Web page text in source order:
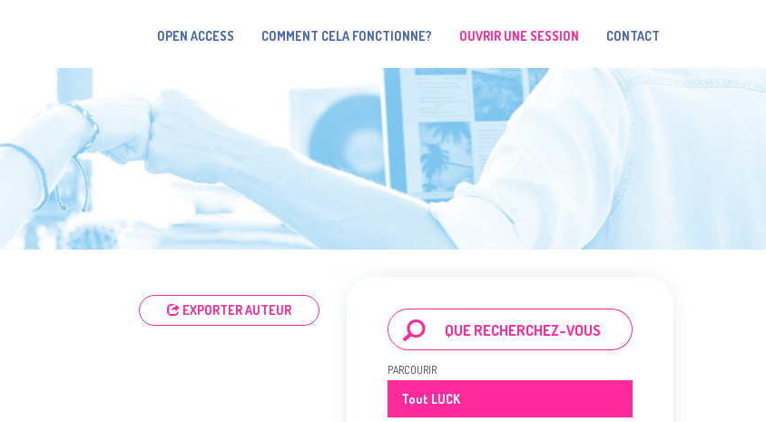
OPEN ACCESS COMMENT CELA FONCTIONNE? OUVRIR UNE SESSION CONTACT
EXPORTER AUTEUR
PARCOURIR
Tout LUCK